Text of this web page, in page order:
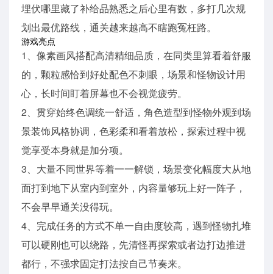
埋伏哪里藏了补给品熟悉之后心里有数，多打几次规
划出最优路线，通关越来越高不瞎跑冤枉路。
游戏亮点
1、像素画风搭配高清精细品质，在同类里算看着舒服
的，颗粒感恰到好处配色不刺眼，场景和怪物设计用
心，长时间盯着屏幕也不会视觉疲劳。
2、贯穿始终色调统一舒适，角色造型到怪物外观到场
景装饰风格协调，色彩柔和看着放松，探索过程中视
觉享受本身就是加分项。
3、大量不同世界等着一一解锁，场景变化幅度大从地
面打到地下从室内到室外，内容量够玩上好一阵子，
不会早早通关没得玩。
4、完成任务的方式不单一自由度较高，遇到怪物扎堆
可以硬刚也可以绕路，先清怪再探索或者边打边推进
都行，不强求固定打法按自己节奏来。